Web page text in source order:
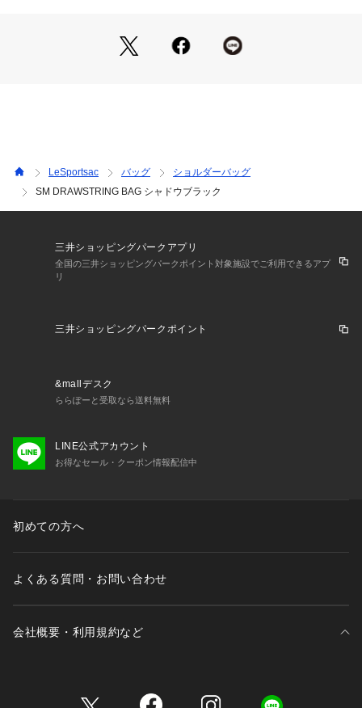
ろん、旅行やディナーなどのサブバッグとしてもおすすめで
す。取り外し可能なショルダーストラップ付きで、手持ちや肩
ショルダーストラップ：取り外し・長さ調整可
こちらはレスポートサック公式ストアです。商品は全て正規品
※同じスタイルでお探しの場合は
【レスポ　1061】
と画面上部の「検索欄」に入力し、ご確認ください。
シェット ハンドバッグ ショルダー 肩掛け 斜めがけ 手持ち 軽
量 小物 おしゃれ パーティー ディナー】
LeSportsac バッグ
ショルダーバッグ
SM DRAWSTRING BAG シャドウブラック
三井ショッピングパークアプリ
全国の三井ショッピングパークポイント対象施設でご利用できるアプ
リ
三井ショッピングパークポイント
&mallデスク
ららぽーと受取なら送料無料
LINE公式アカウント
お得なセール・クーポン情報配信中
初めての方へ
よくある質問・お問い合わせ
会社概要・利用規約など